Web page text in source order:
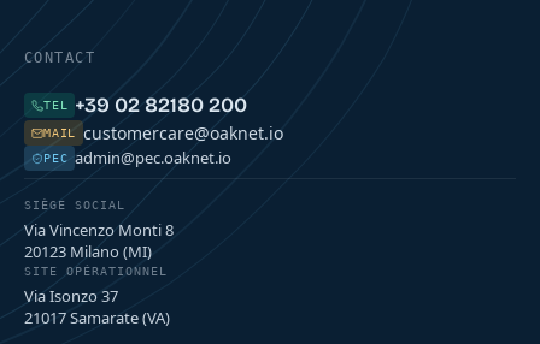
CONTACT
TEL +39 02 82180 200
MAIL customercare@oaknet.io
PEC admin@pec.oaknet.io
SIÈGE SOCIAL
Via Vincenzo Monti 8
20123 Milano (MI)
SITE OPÉRATIONNEL
Via Isonzo 37
21017 Samarate (VA)